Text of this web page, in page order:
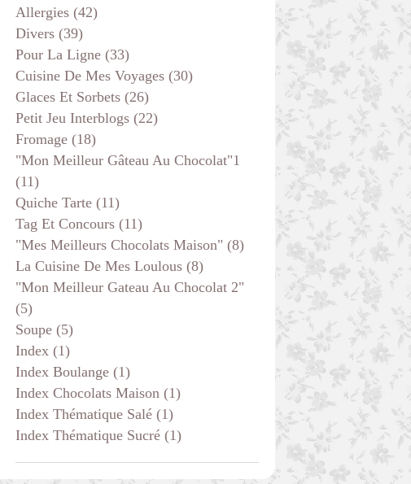
Allergies (42)
Divers (39)
Pour La Ligne (33)
Cuisine De Mes Voyages (30)
Glaces Et Sorbets (26)
Petit Jeu Interblogs (22)
Fromage (18)
"mon Meilleur Gâteau Au Chocolat"1
(11)
Quiche Tarte (11)
Tag Et Concours (11)
"mes Meilleurs Chocolats Maison" (8)
La Cuisine De Mes Loulous (8)
"mon Meilleur Gateau Au Chocolat 2"
(5)
Soupe (5)
Index (1)
Index Boulange (1)
Index Chocolats Maison (1)
Index Thématique Salé (1)
Index Thématique Sucré (1)